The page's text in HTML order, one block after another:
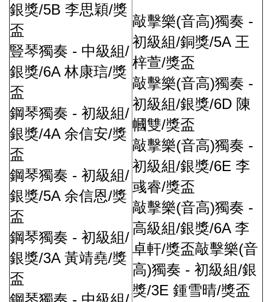
銀獎/5B 李思穎/獎
盃
豎琴獨奏 - 中級組/
銀獎/6A 林康琂/獎
盃
鋼琴獨奏 - 初級組/
銀獎/4A 余信安/獎
盃
鋼琴獨奏 - 初級組/
銀獎/5A 余信恩/獎
盃
鋼琴獨奏 - 初級組/
銀獎/3A 黃靖堯/獎
盃
敲擊樂(音高)獨奏 -
初級組/銅獎/5A 王
梓萱/獎盃
敲擊樂(音高)獨奏 -
初級組/銀獎/6D 陳
幗雙/獎盃
敲擊樂(音高)獨奏 -
初級組/銀獎/6E 李
彧睿/獎盃
敲擊樂(音高)獨奏 -
高級組/銀獎/6A 李
卓軒/獎盃敲擊樂(音
高)獨奏 - 初級組/銀
獎/3E 鍾雪晴/獎盃